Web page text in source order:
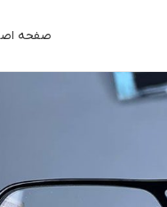
صفحه